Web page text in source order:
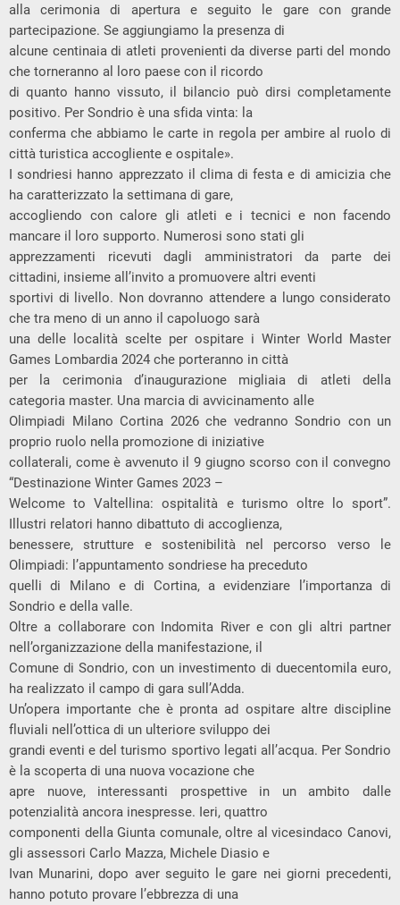
alla cerimonia di apertura e seguito le gare con grande
partecipazione. Se aggiungiamo la presenza di
alcune centinaia di atleti provenienti da diverse parti del mondo
che torneranno al loro paese con il ricordo
di quanto hanno vissuto, il bilancio può dirsi completamente
positivo. Per Sondrio è una sfida vinta: la
conferma che abbiamo le carte in regola per ambire al ruolo di
città turistica accogliente e ospitale».
I sondriesi hanno apprezzato il clima di festa e di amicizia che
ha caratterizzato la settimana di gare,
accogliendo con calore gli atleti e i tecnici e non facendo
mancare il loro supporto. Numerosi sono stati gli
apprezzamenti ricevuti dagli amministratori da parte dei
cittadini, insieme all’invito a promuovere altri eventi
sportivi di livello. Non dovranno attendere a lungo considerato
che tra meno di un anno il capoluogo sarà
una delle località scelte per ospitare i Winter World Master
Games Lombardia 2024 che porteranno in città
per la cerimonia d’inaugurazione migliaia di atleti della
categoria master. Una marcia di avvicinamento alle
Olimpiadi Milano Cortina 2026 che vedranno Sondrio con un
proprio ruolo nella promozione di iniziative
collaterali, come è avvenuto il 9 giugno scorso con il convegno
“Destinazione Winter Games 2023 –
Welcome to Valtellina: ospitalità e turismo oltre lo sport”.
Illustri relatori hanno dibattuto di accoglienza,
benessere, strutture e sostenibilità nel percorso verso le
Olimpiadi: l’appuntamento sondriese ha preceduto
quelli di Milano e di Cortina, a evidenziare l’importanza di
Sondrio e della valle.
Oltre a collaborare con Indomita River e con gli altri partner
nell’organizzazione della manifestazione, il
Comune di Sondrio, con un investimento di duecentomila euro,
ha realizzato il campo di gara sull’Adda.
Un’opera importante che è pronta ad ospitare altre discipline
fluviali nell’ottica di un ulteriore sviluppo dei
grandi eventi e del turismo sportivo legati all’acqua. Per Sondrio
è la scoperta di una nuova vocazione che
apre
nuove, interessanti prospettive in un ambito
dalle
potenzialità ancora inespresse. Ieri, quattro
componenti della Giunta comunale, oltre al vicesindaco Canovi,
gli assessori Carlo Mazza, Michele Diasio e
Ivan Munarini, dopo aver seguito le gare nei giorni precedenti,
hanno potuto provare l’ebbrezza di una